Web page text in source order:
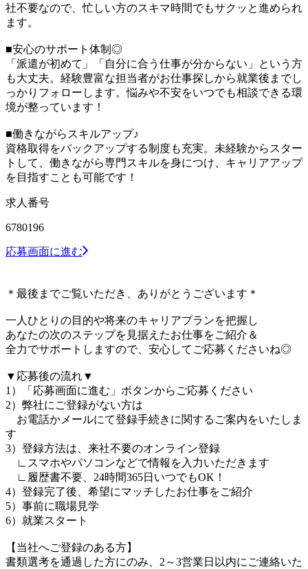
社不要なので、忙しい方のスキマ時間でもサクッと進められ
ます。
■安心のサポート体制◎
「派遣が初めて」「自分に合う仕事が分からない」という方
も大丈夫。経験豊富な担当者がお仕事探しから就業後までし
っかりフォローします。悩みや不安をいつでも相談できる環
境が整っています！
■働きながらスキルアップ♪
資格取得をバックアップする制度も充実。未経験からスター
トして、働きながら専門スキルを身につけ、キャリアアップ
を目指すことも可能です！
求人番号
6780196
応募画面に進む
＊最後までご覧いただき、ありがとうございます＊
一人ひとりの目的や将来のキャリアプランを把握し
あなたの次のステップを見据えたお仕事をご紹介＆
全力でサポートしますので、安心してご応募くださいね◎
▼応募後の流れ▼
1）「応募画面に進む」ボタンからご応募ください
2）弊社にご登録がない方は
お電話かメールにて登録手続きに関するご案内をいたしま
す
3）登録方法は、来社不要のオンライン登録
∟スマホやパソコンなどで情報を入力いただきます
∟履歴書不要、24時間365日いつでもOK！
4）登録完了後、希望にマッチしたお仕事をご紹介
5）事前に職場見学
6）就業スタート
【当社へご登録のある方】
書類選考を通過した方にのみ、2～3営業日以内にご連絡いた